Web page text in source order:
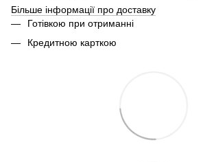
Більше інформації про доставку
Готівкою при отриманні
Кредитною карткою